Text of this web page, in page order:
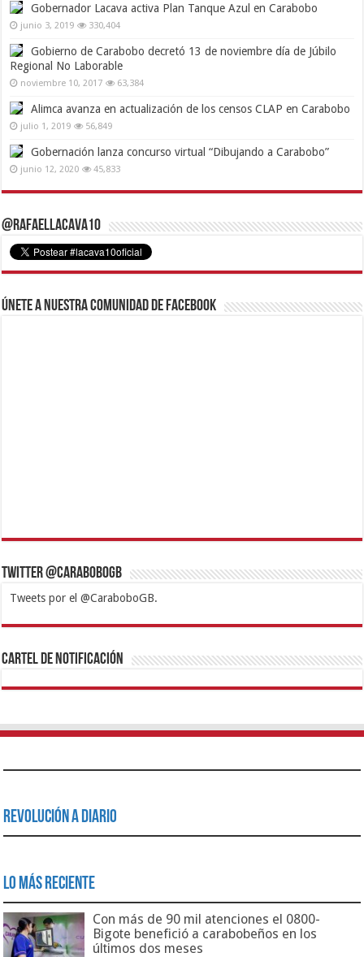
Gobernador Lacava activa Plan Tanque Azul en Carabobo
junio 3, 2019 330,404
Gobierno de Carabobo decretó 13 de noviembre día de Júbilo
Regional No Laborable
noviembre 10, 2017 63,384
Alimca avanza en actualización de los censos CLAP en Carabobo
julio 1, 2019 56,849
Gobernación lanza concurso virtual “Dibujando a Carabobo”
junio 12, 2020 45,833
@RafaelLacava10
Únete a nuestra comunidad de Facebook
Twitter @CaraboboGB
Tweets por el @CaraboboGB.
1xbetBetturkeyBetistKralbetSupertotobetTipobetMatadorbetMariobet
https://mvbcasino.com/
Cartel de Notificación
Revolución a Diario
Lo Más Reciente
Con más de 90 mil atenciones el 0800-
Bigote benefició a carabobeños en los
últimos dos meses